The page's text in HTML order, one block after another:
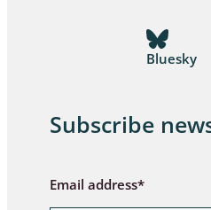
Bluesky
Subscribe
Email address*